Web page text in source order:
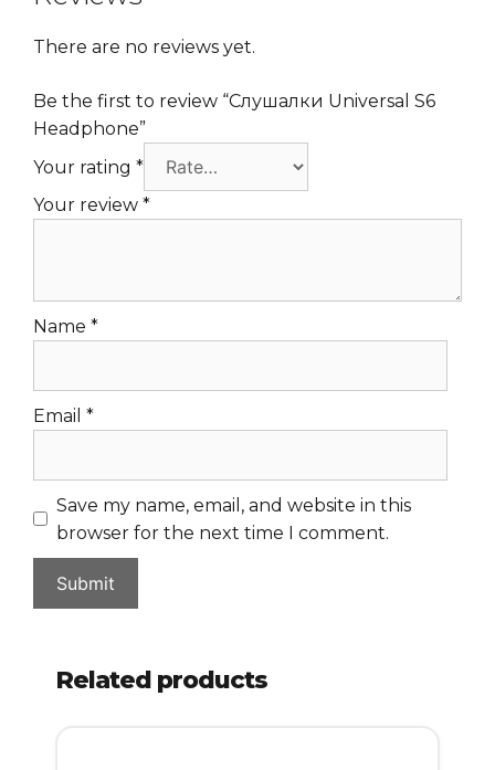
There are no reviews yet.
Be the first to review “Слушалки Universal S6
Headphone”
Your rating *
Your review *
Name *
Email *
Save my name, email, and website in this
browser for the next time I comment.
Related products